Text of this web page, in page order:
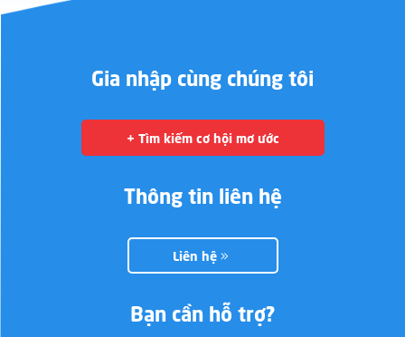
Gia nhập cùng chúng tôi
+ Tìm kiếm cơ hội mơ ước
Thông tin liên hệ
Liên hệ
Bạn cần hỗ trợ?